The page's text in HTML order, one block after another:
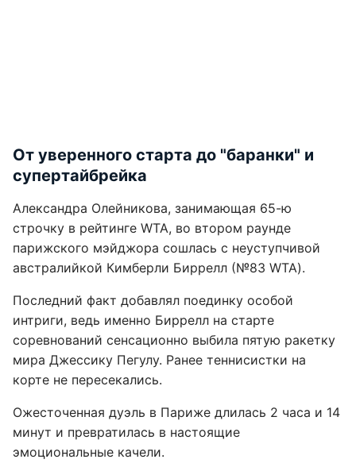
От уверенного старта до "баранки" и
супертайбрейка
Александра Олейникова, занимающая 65-ю
строчку в рейтинге WTA, во втором раунде
парижского мэйджора сошлась с неуступчивой
австралийкой Кимберли Биррелл (№83 WTA).
Последний факт добавлял поединку особой
интриги, ведь именно Биррелл на старте
соревнований сенсационно выбила пятую ракетку
мира Джессику Пегулу. Ранее теннисистки на
корте не пересекались.
Ожесточенная дуэль в Париже длилась 2 часа и 14
минут и превратилась в настоящие
эмоциональные качели.